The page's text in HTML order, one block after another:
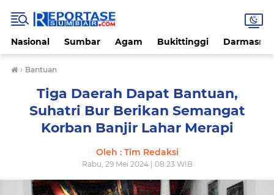
Nasional Sumbar Agam Bukittinggi
› Bantuan
Tiga Daerah Dapat Bantuan,
Suhatri Bur Berikan Semangat
Korban Banjir Lahar Merapi
Oleh : Tim Redaksi
Rabu, 29 Mei 2024 | 08:23 WIB